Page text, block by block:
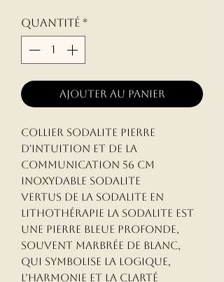
Quantité *
Ajouter au panier
Collier sodalite pierre
d'intuition et de la
communication 56 cm
inoxydable sodalite
Vertus de la Sodalite en
lithothérapie La Sodalite est
une pierre bleue profonde,
souvent marbrée de blanc,
qui symbolise la logique,
l’harmonie et la clarté